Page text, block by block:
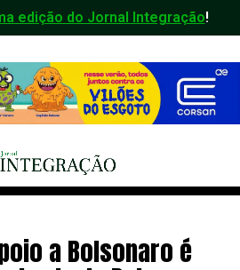
edição do Jornal Integração!
a Bolsonaro é